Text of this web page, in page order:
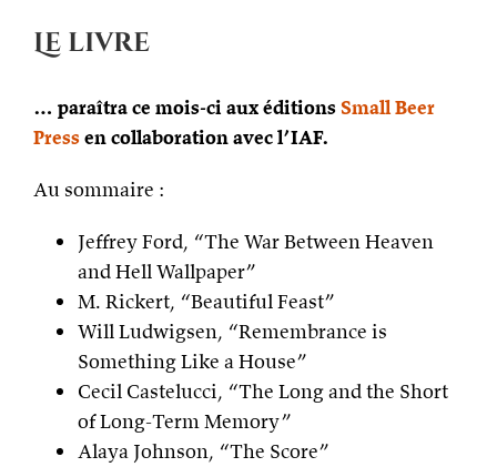
Le livre
… paraîtra ce mois-ci aux éditionsSmall Beer
Pressen collaboration avec l’IAF.
Au sommaire :
Jeffrey Ford, “The War Between Heaven
and Hell Wallpaper”
M. Rickert, “Beautiful Feast”
Will Ludwigsen, “Remembrance is
Something Like a House”
Cecil Castelucci, “The Long and the Short
of Long-Term Memory”
Alaya Johnson, “The Score”